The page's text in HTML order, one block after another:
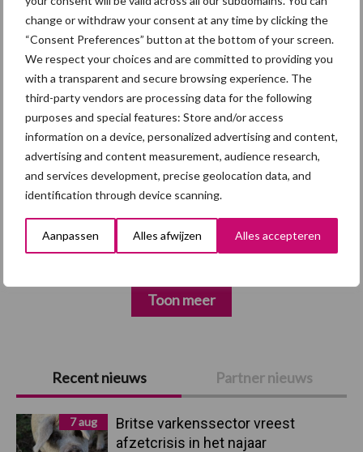
change or withdraw your consent at any time by clicking the
“Consent Preferences” button at the bottom of your screen.
We respect your choices and are committed to providing you
with a transparent and secure browsing experience. The
third-party vendors are processing data for the following
purposes and special features: Store and/or access
information on a device, personalized advertising and content,
advertising and content measurement, audience research,
and services development, precise geolocation data, and
identification through device scanning.
Aanpassen Alles afwijzen Alles accepteren
Primaire
Sidebar
Recent nieuws Partner nieuws
7 aug
Britse varkenssector vreest
afzetcrisis in het najaar
Polen groter dan ooit”
Diergezondheid Fokkerij Huisvesting
Afrikaanse
Brachyspira
Toon meer